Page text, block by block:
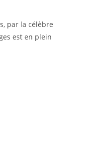
par la célèbre
est en plein